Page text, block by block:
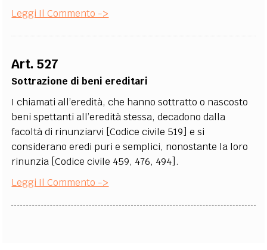
Leggi Il Commento ->
Art. 527
Sottrazione di beni ereditari
I chiamati all’eredità, che hanno sottratto o nascosto
beni spettanti all’eredità stessa, decadono dalla
facoltà di rinunziarvi [Codice civile 519] e si
considerano eredi puri e semplici, nonostante la loro
rinunzia [Codice civile 459, 476, 494].
Leggi Il Commento ->